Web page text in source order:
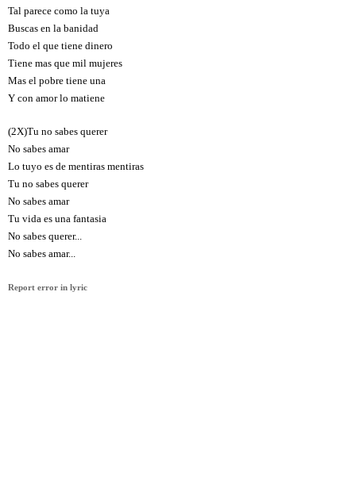
Tal parece como la tuya
Buscas en la banidad
Todo el que tiene dinero
Tiene mas que mil mujeres
Mas el pobre tiene una
Y con amor lo matiene
(2X)Tu no sabes querer
No sabes amar
Lo tuyo es de mentiras mentiras
Tu no sabes querer
No sabes amar
Tu vida es una fantasia
No sabes querer...
No sabes amar...
Report error in lyric